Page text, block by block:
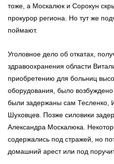
тоже, а Москалюк и Сорокун
прокурор региона. Но тут же
поймают.
Уголовное дело об откатах,
здравоохранения области
приобретению для больниц
оборудования, было
были задержаны сам Тесленко,
Шуховцев. Позже силовики
Александра Москалюка.
содержались под стражей, но
домашний арест или под